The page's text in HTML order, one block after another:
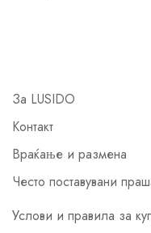
За LUSIDO
Контакт
Враќање и размена
Често поставувани
Услови и правила за